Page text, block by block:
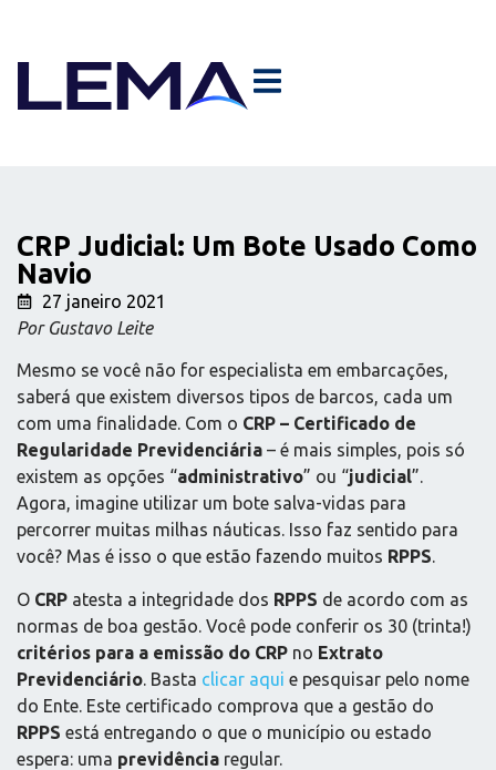
CRP Judicial: Um Bote Usado Como
Navio
27 janeiro 2021
Por Gustavo Leite
Mesmo se você não for especialista em embarcações,
saberá que existem diversos tipos de barcos, cada um
com uma finalidade. Com o CRP – Certificado de
Regularidade Previdenciária – é mais simples, pois só
existem as opções “administrativo” ou “judicial”.
Agora, imagine utilizar um bote salva-vidas para
percorrer muitas milhas náuticas. Isso faz sentido para
você? Mas é isso o que estão fazendo muitos RPPS.
O CRP atesta a integridade dos RPPS de acordo com as
normas de boa gestão. Você pode conferir os 30 (trinta!)
critérios para a emissão do CRP no Extrato
Previdenciário. Basta clicar aqui e pesquisar pelo nome
do Ente. Este certificado comprova que a gestão do
RPPS está entregando o que o município ou estado
espera: uma previdência regular.